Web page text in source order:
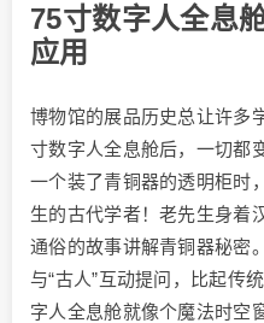
75寸数字人全息
应用
博物馆的展品历史总让许多
寸数字人全息舱后，一切都
一个装了青铜器的透明柜时
生的古代学者！老先生身着
通俗的故事讲解青铜器秘密
与“古人”互动提问，比起传
字人全息舱就像个魔法时空